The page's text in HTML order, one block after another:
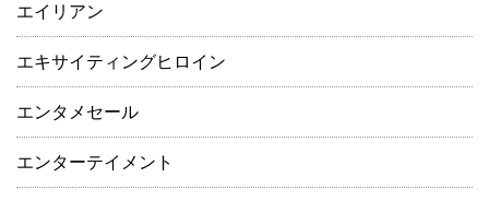
エイリアン
エキサイティングヒロイン
エンタメセール
エンターテイメント